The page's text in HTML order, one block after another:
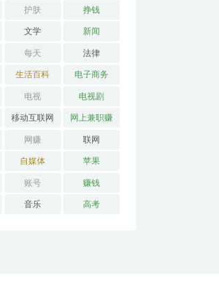
护肤 挣钱
文学 新闻
每天 法律
生活百科 电子商务
电视 电视剧
移动互联网 网上兼职赚
钱
网赚 联网
自媒体 苹果
账号 赚钱
音乐 高考